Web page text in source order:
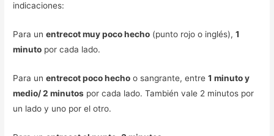
indicaciones:
Para unentrecot muy poco hecho (punto rojo o inglés),1
minuto por cada lado.
Para unentrecot poco hecho o sangrante, entre1 minuto y
medio/ 2 minutos por cada lado. También vale 2 minutos por
un lado y uno por el otro.